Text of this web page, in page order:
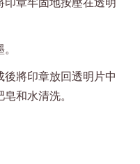
章牢固地按壓在透明
將印章放回透明片中
和水清洗。